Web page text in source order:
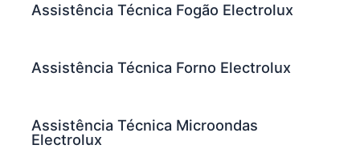
Assistência Técnica Fogão Electrolux
Assistência Técnica Forno Electrolux
Assistência Técnica Microondas
Electrolux